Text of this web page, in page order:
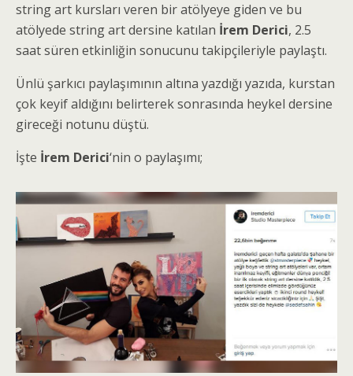
string art kursları veren bir atölyeye giden ve bu
atölyede string art dersine katılan İrem Derici, 2.5
saat süren etkinliğin sonucunu takipçileriyle paylaştı.
Ünlü şarkıcı paylaşımının altına yazdığı yazıda, kurstan
çok keyif aldığını belirterek sonrasında heykel dersine
gireceği notunu düştü.
İşte İrem Derici‘nin o paylaşımı;